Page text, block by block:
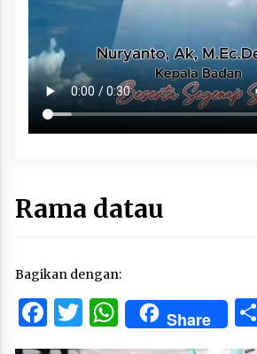
Rama datau
Bagikan dengan:
Facebook
Twitter
WhatsApp
Share